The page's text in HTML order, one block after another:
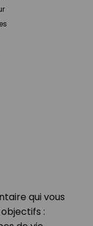
qui vous
: